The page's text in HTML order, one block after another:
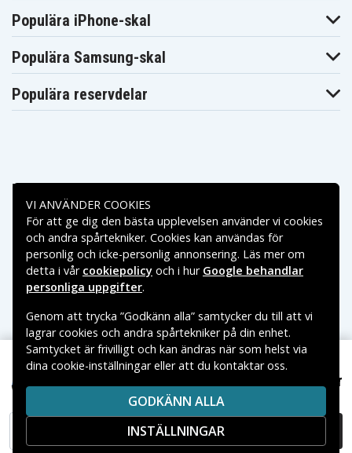
539 kr
LÄGG I VARUKORG
Populära iPhone-skal
Populära Samsung-skal
Populära reservdelar
Betalningsalternativ
Leveransalternativ
Copyright © 2026, Spares Nordic AB
VARUMÄRKEN SOM NÄMNS PÅ SIDAN TILLHÖR RESPEKTIVE
VARUMÄRKES ÄGARE.
VI ANVÄNDER COOKIES
För att ge dig den bästa upplevelsen använder vi cookies
och andra spårtekniker. Cookies kan användas för
personlig och icke-personlig annonsering. Läs mer om
detta i vår cookiepolicy och i hur Google behandlar
personliga uppgifter.
Genom att trycka ”Godkänn alla” samtycker du till att vi
lagrar cookies och andra spårtekniker på din enhet.
Samtycket är frivilligt och kan ändras när som helst via
dina cookie-inställningar eller att du kontaktar oss.
INSTÄLLNINGAR
GODKÄNN ALLA